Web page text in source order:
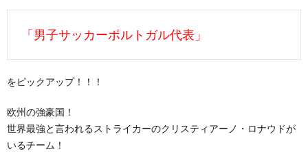
「男子サッカーポルトガル代表」
をピックアップ！！！
欧州の強豪国！
世界最強と言われるストライカーのクリスティアーノ・ロナウドが
いるチーム！